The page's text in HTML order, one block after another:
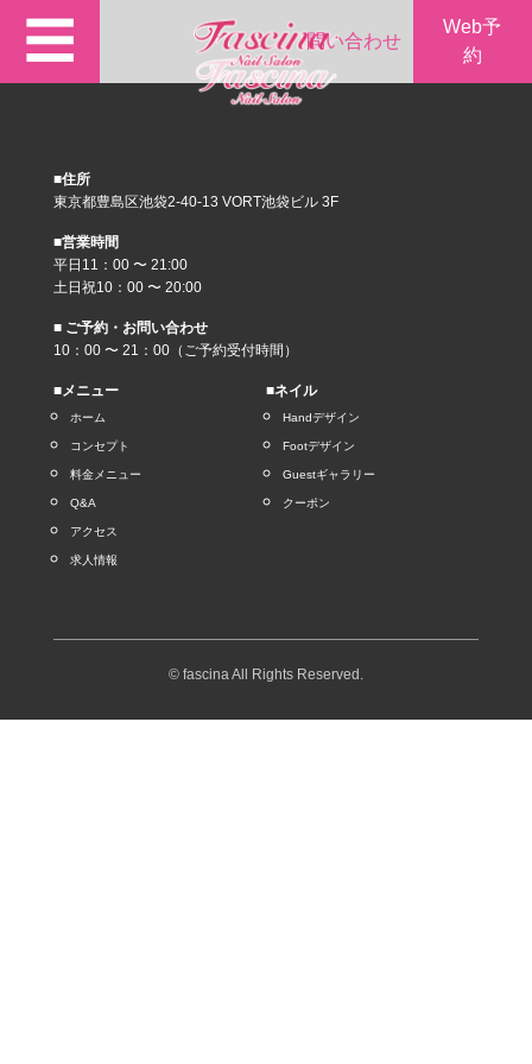
☰ 問い合わせ
Web予
約
■住所
東京都豊島区池袋2-40-13 VORT池袋ビル 3F
■営業時間
平日11：00 〜 21:00
土日祝10：00 〜 20:00
■ ご予約・お問い合わせ
10：00 〜 21：00（ご予約受付時間）
■メニュー
ホーム
コンセプト
料金メニュー
Q&A
アクセス
求人情報
■ネイル
Handデザイン
Footデザイン
Guestギャラリー
クーポン
© fascina All Rights Reserved.